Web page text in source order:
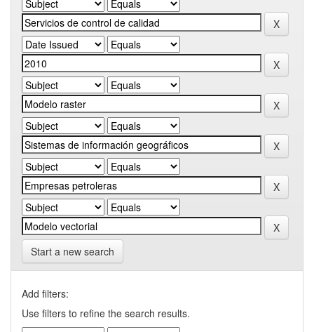
Start a new search
Add filters:
Use filters to refine the search results.